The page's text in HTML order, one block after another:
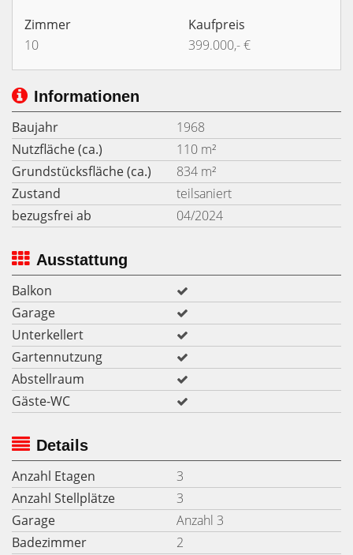
Zimmer
10
Kaufpreis
399.000,- €
Informationen
Baujahr
1968
Nutzfläche (ca.)
110 m²
Grundstücksfläche (ca.)
834 m²
Zustand
teilsaniert
bezugsfrei ab
04/2024
Ausstattung
Balkon
Garage
Unterkellert
Gartennutzung
Abstellraum
Gäste-WC
Details
Anzahl Etagen
3
Anzahl Stellplätze
3
Garage
Anzahl 3
Badezimmer
2